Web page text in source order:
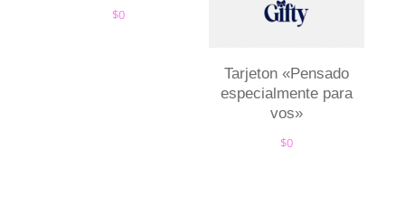
$0
Tarjeton «Pensado
especialmente para
vos»
$0